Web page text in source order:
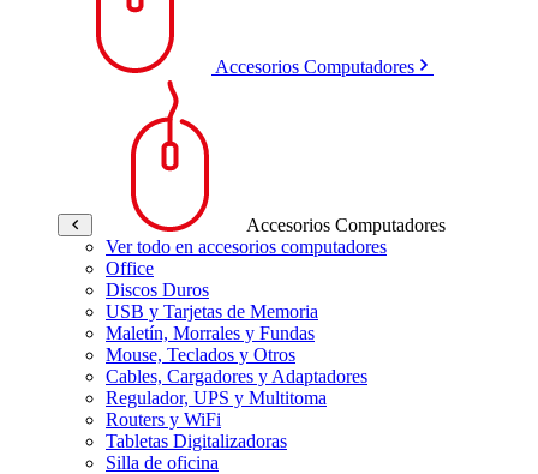
Accesorios Computadores
Accesorios Computadores
Ver todo en accesorios computadores
Office
Discos Duros
USB y Tarjetas de Memoria
Maletín, Morrales y Fundas
Mouse, Teclados y Otros
Cables, Cargadores y Adaptadores
Regulador, UPS y Multitoma
Routers y WiFi
Tabletas Digitalizadoras
Silla de oficina